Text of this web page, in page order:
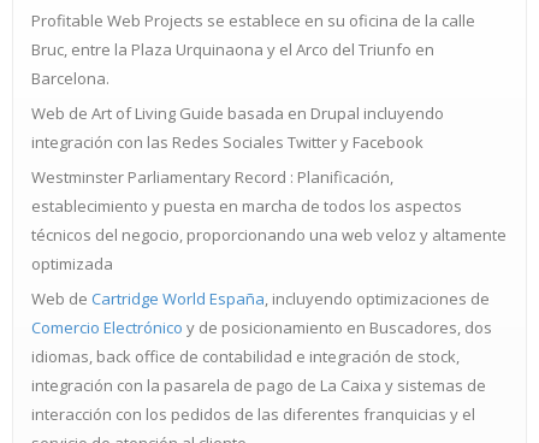
Profitable Web Projects se establece en su oficina de la calle
Bruc, entre la Plaza Urquinaona y el Arco del Triunfo en
Barcelona.
Web de Art of Living Guide basada en Drupal incluyendo
integración con las Redes Sociales Twitter y Facebook
Westminster Parliamentary Record : Planificación,
establecimiento y puesta en marcha de todos los aspectos
técnicos del negocio, proporcionando una web veloz y altamente
optimizada
Web de Cartridge World España, incluyendo optimizaciones de
Comercio Electrónico y de posicionamiento en Buscadores, dos
idiomas, back office de contabilidad e integración de stock,
integración con la pasarela de pago de La Caixa y sistemas de
interacción con los pedidos de las diferentes franquicias y el